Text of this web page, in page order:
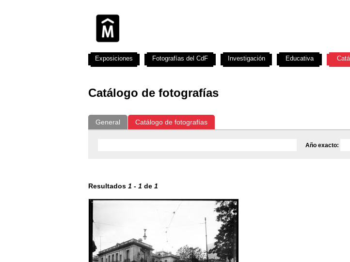
Catálogo de fotografías
General Catálogo de fotografías
Año exacto:
Resultados 1 - 1 de 1
Exposiciones Fotografías del CdF Investigación Educativa